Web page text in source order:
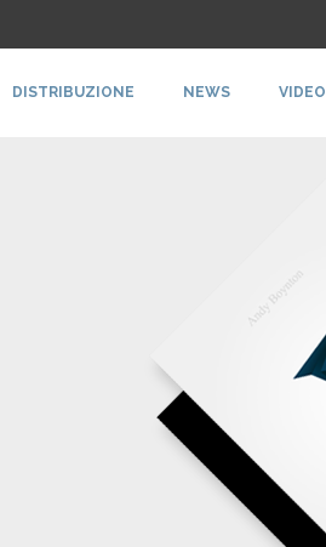
DISTRIBUZIONE NEWS VIDEO